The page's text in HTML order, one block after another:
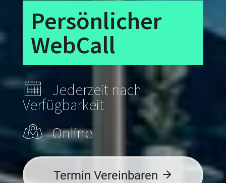
Persönlicher
WebCall
Jederzeit nach
Verfügbarkeit
Online
Termin Vereinbaren